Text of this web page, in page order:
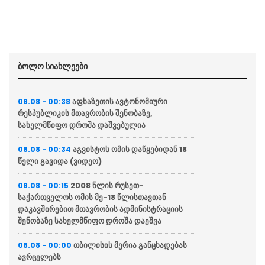
ბოლო სიახლეები
08.08 - 00:38 აფხაზეთის ავტონომიური
რესპუბლიკის მთავრობის შენობაზე,
სახელმწიფო დროშა დაშვებულია
08.08 - 00:34 აგვისტოს ომის დაწყებიდან 18
წელი გავიდა (ვიდეო)
08.08 - 00:15 2008 წლის რუსეთ-
საქართველოს ომის მე-18 წლისთავთან
დაკავშირებით მთავრობის ადმინისტრაციის
შენობაზე სახელმწიფო დროშა დაეშვა
08.08 - 00:00 თბილისის მერია განცხადებას
ავრცელებს